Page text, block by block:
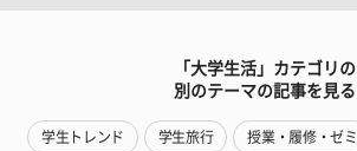
「大学生活」カテゴリの
別のテーマの記事を見る
学生トレンド 学生旅行 授業・履修・ゼミ